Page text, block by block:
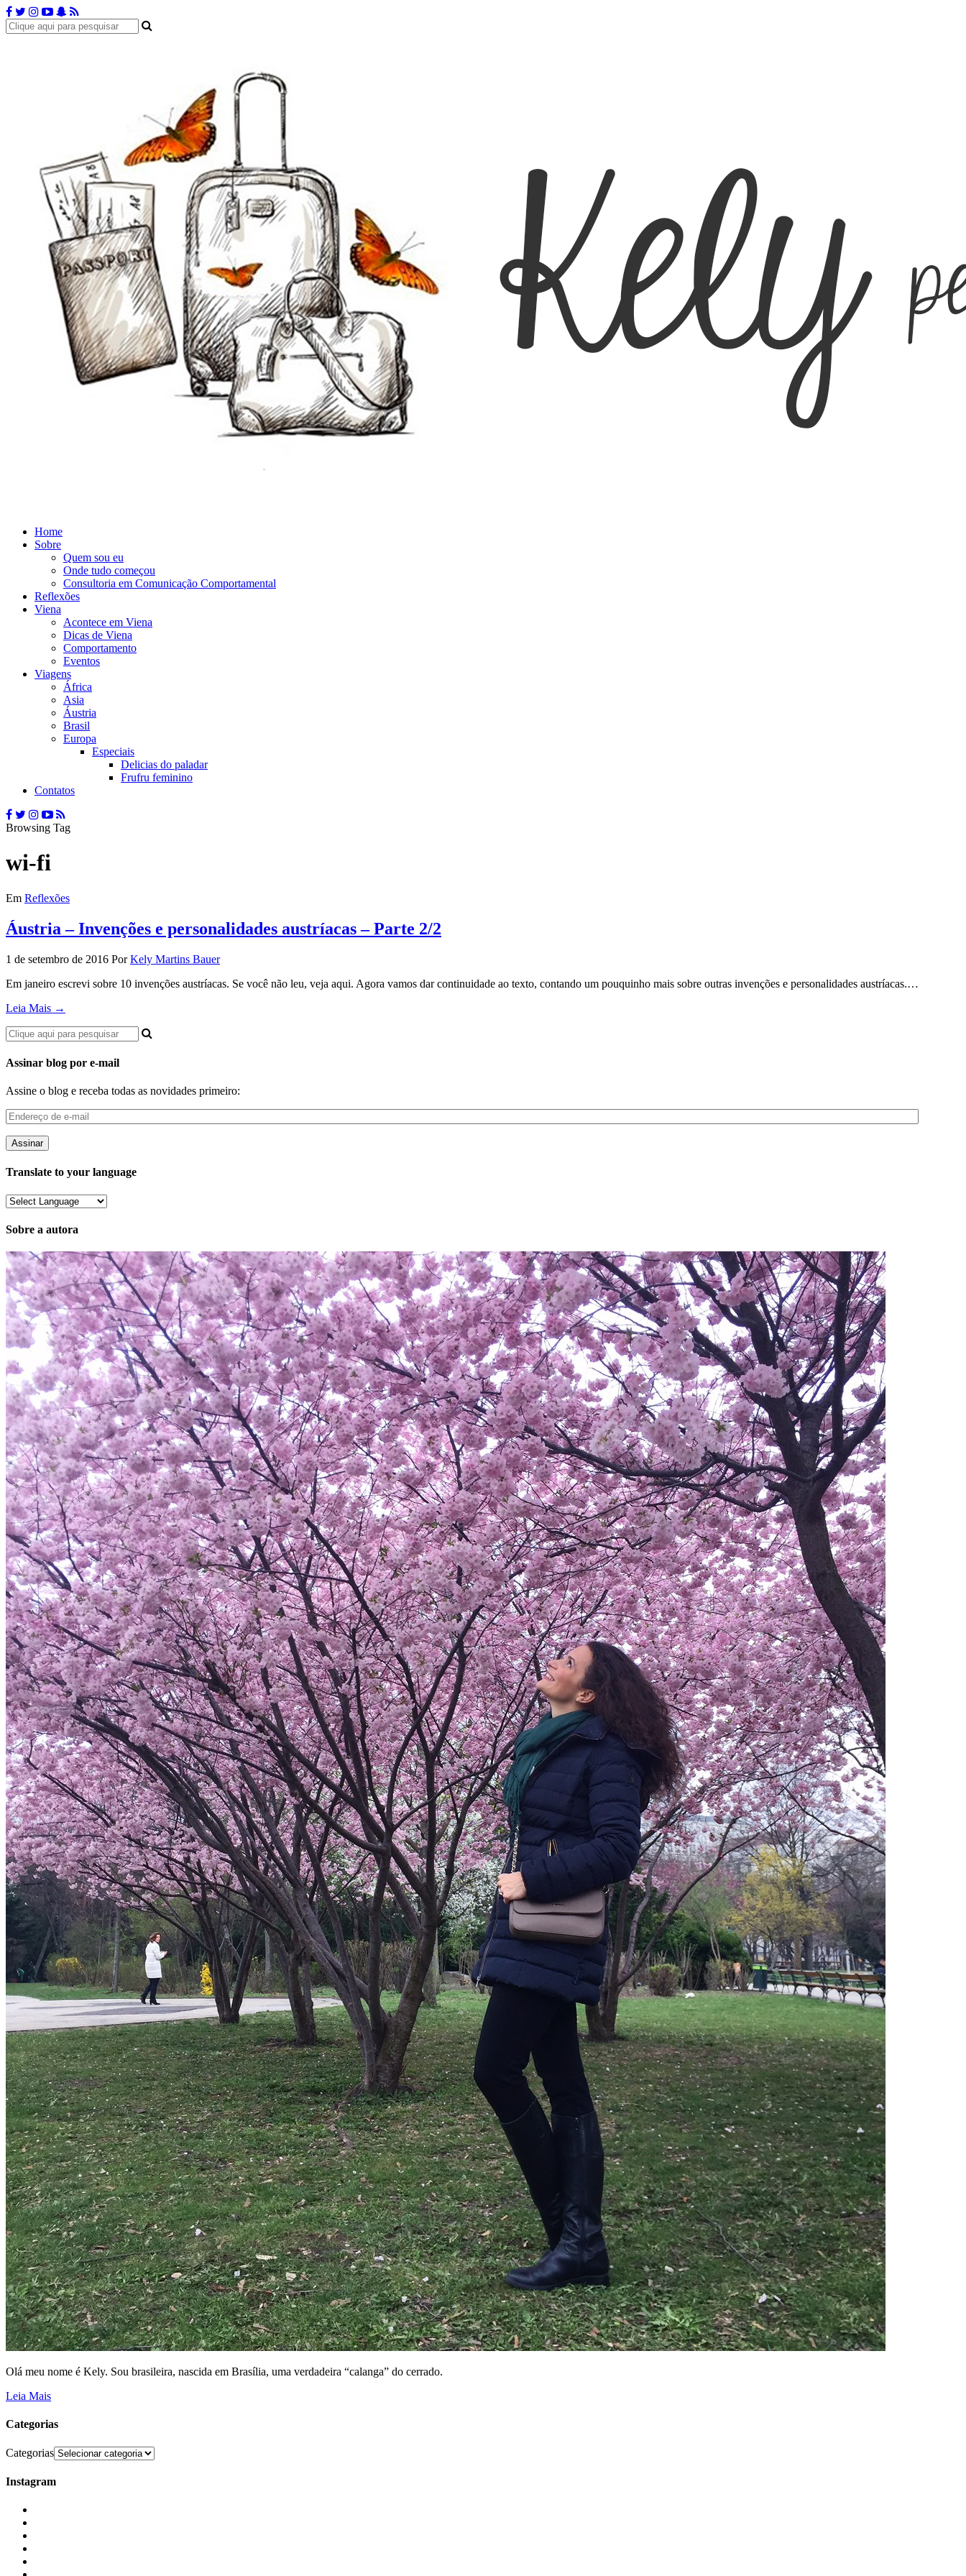
Home
Sobre
Quem sou eu
Onde tudo começou
Consultoria em Comunicação Comportamental
Reflexões
Viena
Acontece em Viena
Dicas de Viena
Comportamento
Eventos
Viagens
África
Asia
Áustria
Brasil
Europa
Especiais
Delicias do paladar
Frufru feminino
Contatos
Browsing Tag
wi-fi
Em Reflexões
Áustria – Invenções e personalidades austríacas – Parte 2/2
1 de setembro de 2016 Por Kely Martins Bauer
Em janeiro escrevi sobre 10 invenções austríacas. Se você não leu, veja aqui. Agora vamos dar continuidade ao texto, contando um pouquinho mais sobre outras invenções e personalidades austríacas.…
Leia Mais →
Assinar blog por e-mail
Assine o blog e receba todas as novidades primeiro:
Endereço
de
e-
mail
Translate to your language
Sobre a autora
Olá meu nome é Kely. Sou brasileira, nascida em Brasília, uma verdadeira “calanga” do cerrado.
Leia Mais
Categorias
Categorias
Instagram